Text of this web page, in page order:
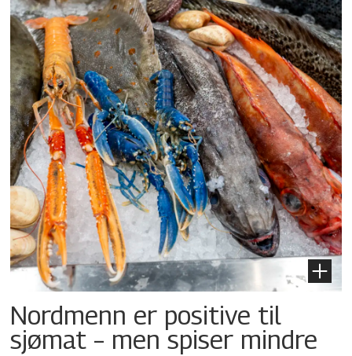
Nordmenn er positive til
sjømat – men spiser mindre